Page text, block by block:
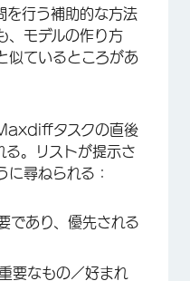
を行う補助的な方法
、モデルの作り方
似ているところがあ
タスクの直後
る。リストが提示さ
に尋ねられる：
であり、優先される
要なもの／好まれ